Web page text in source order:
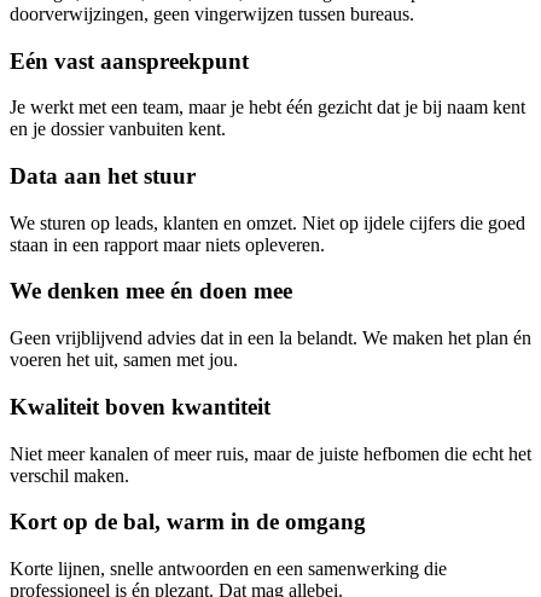
doorverwijzingen, geen vingerwijzen tussen bureaus.
Eén vast aanspreekpunt
Je werkt met een team, maar je hebt één gezicht dat je bij naam kent
en je dossier vanbuiten kent.
Data aan het stuur
We sturen op leads, klanten en omzet. Niet op ijdele cijfers die goed
staan in een rapport maar niets opleveren.
We denken mee én doen mee
Geen vrijblijvend advies dat in een la belandt. We maken het plan én
voeren het uit, samen met jou.
Kwaliteit boven kwantiteit
Niet meer kanalen of meer ruis, maar de juiste hefbomen die echt het
verschil maken.
Kort op de bal, warm in de omgang
Korte lijnen, snelle antwoorden en een samenwerking die
professioneel is én plezant. Dat mag allebei.